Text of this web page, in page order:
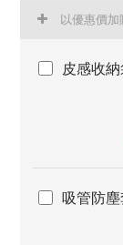
以優惠價加
皮感收
吸管防